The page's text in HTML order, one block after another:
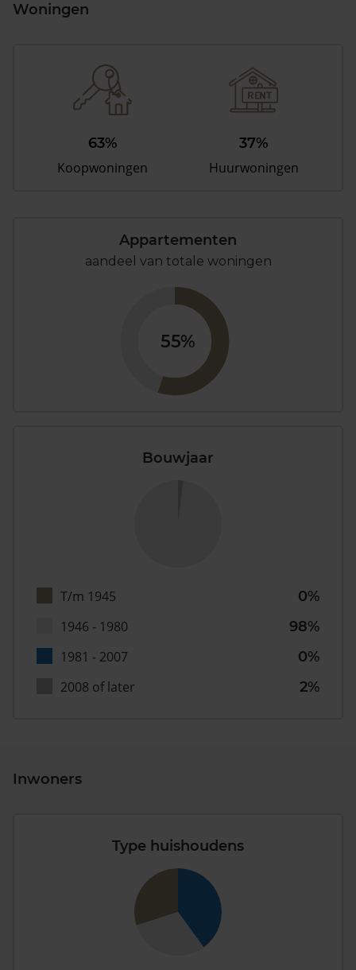
Woningen
63%
Koopwoningen
37%
Huurwoningen
Appartementen
aandeel van totale woningen
55%
Bouwjaar
T/m 1945
0%
1946 - 1980
98%
1981 - 2007
0%
2008 of later
2%
Inwoners
Type huishoudens